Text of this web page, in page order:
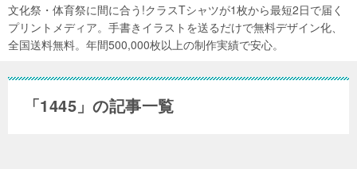
文化祭・体育祭に間に合う!クラスTシャツが1枚から最短2日で届く
プリントメディア。手書きイラストを送るだけで無料デザイン化、
全国送料無料。年間500,000枚以上の制作実績で安心。
「1445」の記事一覧